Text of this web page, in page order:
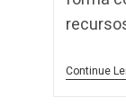
Continue